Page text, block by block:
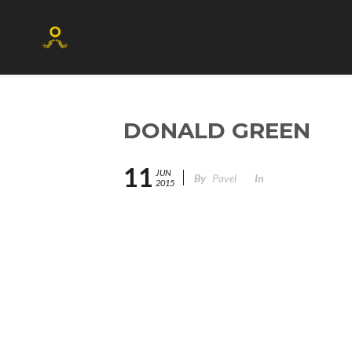
DONALD GREEN
11 JUN
2015
By Pavel In